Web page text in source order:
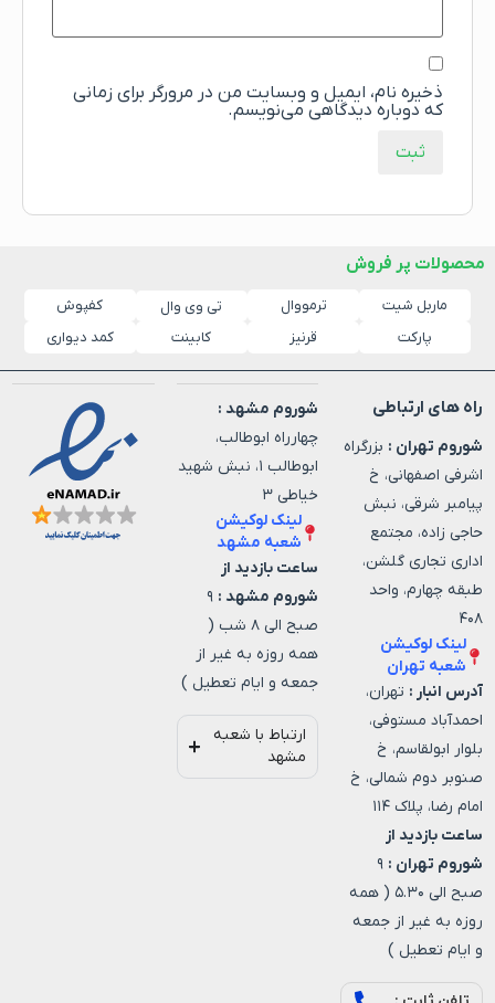
ذخیره نام، ایمیل و وبسایت من در مرورگر برای زمانی
که دوباره دیدگاهی می‌نویسم.
محصولات پر فروش
ماربل شیت ترمووال تی وی وال
کفپوش
پارکت
قرنیز کابینت کمد دیواری
راه های ارتباطی
شوروم تهران : بزرگراه
اشرفی اصفهانی، خ
پیامبر شرقی، نبش
حاجی زاده، مجتمع
اداری تجاری گلشن،
طبقه چهارم، واحد
۴۰۸
لینک لوکیشن
شعبه تهران
آدرس انبار : تهران،
احمدآباد مستوفی،
بلوار ابولقاسم، خ
صنوبر دوم شمالی، خ
امام رضا، پلاک ۱۱۴
ساعت بازدید از
شوروم تهران : ۹
صبح الی ۵.۳۰ ( همه
روزه به غیر از جمعه
و ایام تعطیل )
شوروم مشهد :
چهارراه ابوطالب،
ابوطالب ۱، نبش شهید
خیاطی ۳
لینک لوکیشن
شعبه مشهد
ساعت بازدید از
شوروم مشهد : ۹
صبح الی ۸ شب (
همه روزه به غیر از
جمعه و ایام تعطیل )
ارتباط با شعبه
مشهد